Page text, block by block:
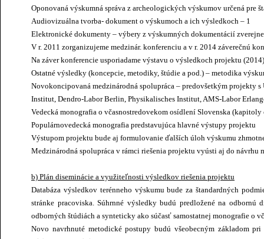
Oponovaná výskumná správa z archeologických výskumov určená pre
Audiovizuálna tvorba- dokument o výskumoch a ich výsledkoch – 1
Elektronické dokumenty – výbery z výskumných dokumentácií
V r. 2011 zorganizujeme medzinár. konferenciu a v r. 2014 záverečnú
Na záver konferencie usporiadame výstavu o výsledkoch projektu (2014)
Ostatné výsledky (koncepcie, metodiky, štúdie a pod.) – metodika
Novokoncipovaná medzinárodná spolupráca – predovšetkým projekty
Institut, Dendro-Labor Berlin, Physikalisches Institut, AMS-Labor
Vedecká monografia o včasnostredovekom osídlení Slovenska
Populárnovedecká monografia predstavujúca hlavné výstupy projektu
Výstupom projektu bude aj formulovanie ďalších úloh výskumu
Medzinárodná spolupráca v rámci riešenia projektu vyústi aj do návrhu
b) Plán diseminácie a využiteľnosti výsledkov riešenia projektu
Databáza výsledkov terénneho výskumu bude za štandardných
stránke pracoviska. Súhrnné výsledky budú predložené na
odborných štúdiách a synteticky ako súčasť samostatnej monografie o
Novo navrhnuté metodické postupy budú všeobecným základom